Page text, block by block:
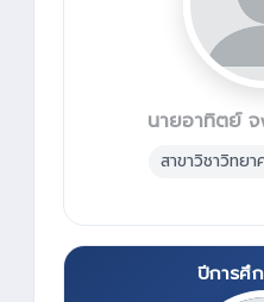
นายอาทิตย์
สาขาวิชาวิทยา
ปีการศึ